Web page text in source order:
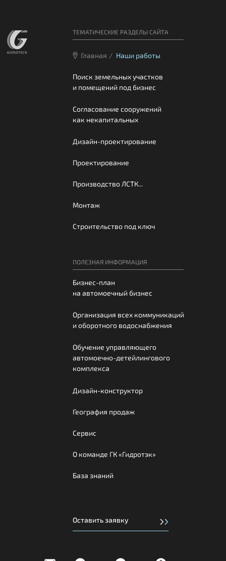
Организация всех коммуникаций
и оборотного водоснабжения
Обучение управляющего
автомоечно-детейлингового
комплекса
Производство ЛСТК...
Сервис
Наши работы
/
Главная
ТЕМАТИЧЕСКИЕ РАЗДЕЛЫ САЙТА
Бизнес-план
на автомоечный бизнес
Поиск земельных участков
и помещений под бизнес
Согласование сооружений
как некапитальных
Проектирование
Дизайн-проектирование
Строительство под ключ
ПОЛЕЗНАЯ ИНФОРМАЦИЯ
Оставить заявку
География продаж
Дизайн-конструктор
О команде ГК «Гидротэк»
База знаний
Монтаж